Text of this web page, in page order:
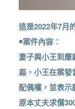
這是2022年7月
￭案件內容：
妻子與小王到
姦，小王在案
配偶權，並表示
原本丈夫求償